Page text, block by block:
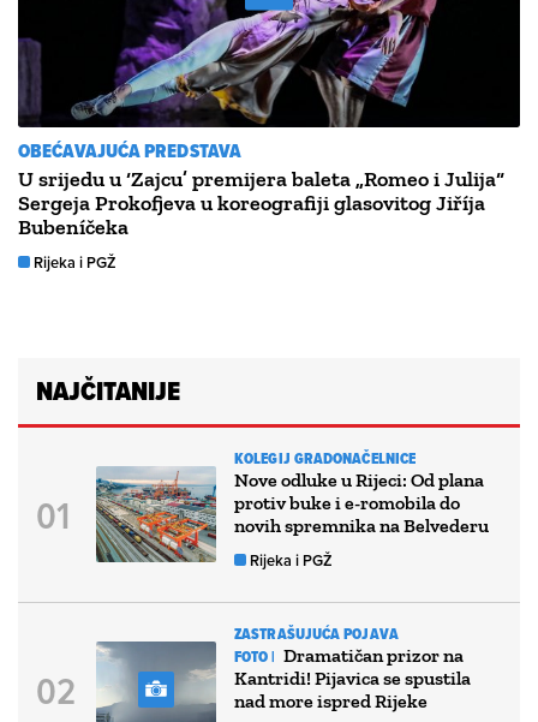
OBEĆAVAJUĆA PREDSTAVA
U srijedu u ‘Zajcu’ premijera baleta „Romeo i Julija“
Sergeja Prokofjeva u koreografiji glasovitog Jiříja
Bubeníčeka
Rijeka i PGŽ
NAJČITANIJE
KOLEGIJ GRADONAČELNICE
Nove odluke u Rijeci: Od plana
protiv buke i e-romobila do
novih spremnika na Belvederu
Rijeka i PGŽ
ZASTRAŠUJUĆA POJAVA
FOTO | Dramatičan prizor na
Kantridi! Pijavica se spustila
nad more ispred Rijeke